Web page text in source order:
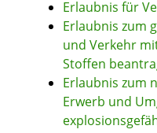
Erlaubnis für
Erlaubnis zum
und Verkehr
Stoffen
Erlaubnis zum
Erwerb und